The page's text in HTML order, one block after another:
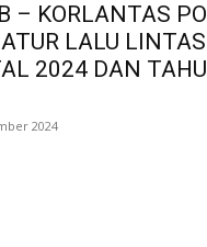
– KORLANTAS
LALU
2024 DAN
2024